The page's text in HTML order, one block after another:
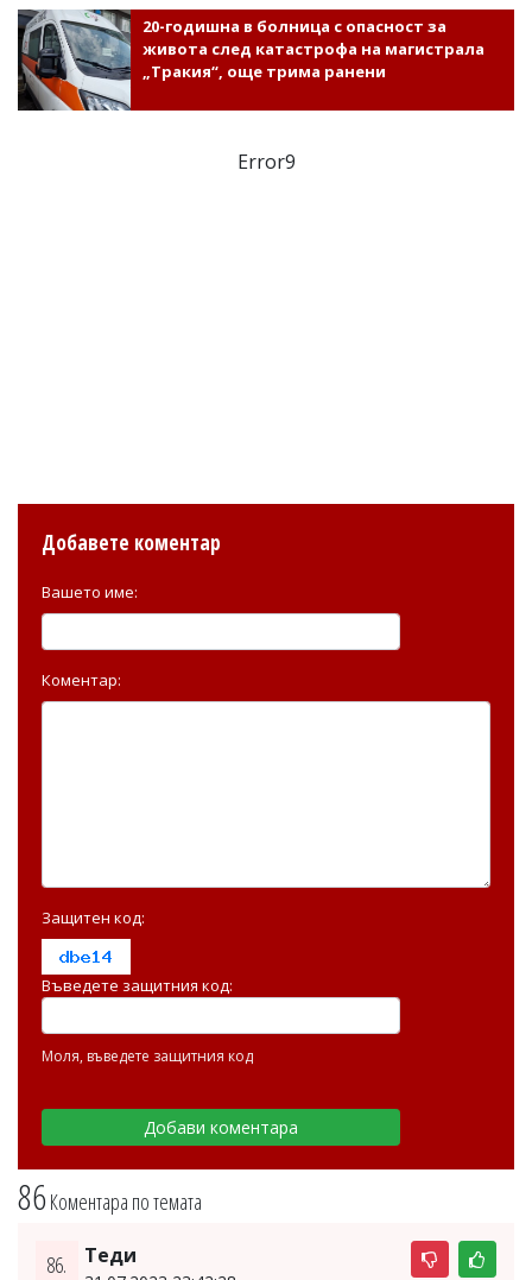
20-годишна в болница с опасност за
живота след катастрофа на магистрала
„Тракия“, още трима ранени
Error9
86Коментара по темата
86. Теди
Добавете коментар
Вашето име:
Коментар:
Защитен код:
Въведете защитния код:
Моля, въведете защитния код